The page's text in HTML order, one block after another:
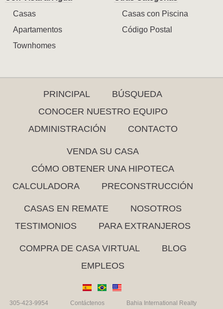
Casas
Apartamentos
Townhomes
Casas con Piscina
Código Postal
PRINCIPAL
BÚSQUEDA
CONOCER NUESTRO EQUIPO
ADMINISTRACIÓN
CONTACTO
VENDA SU CASA
CÓMO OBTENER UNA HIPOTECA
CALCULADORA
PRECONSTRUCCIÓN
CASAS EN REMATE
NOSOTROS
TESTIMONIOS
PARA EXTRANJEROS
COMPRA DE CASA VIRTUAL
BLOG
EMPLEOS
305-423-9954 Contáctenos Bahia International Realty